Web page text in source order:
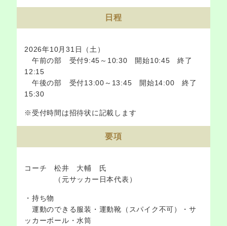
日程
2026年10月31日（土）
午前の部 受付9:45～10:30
開始10:45 終了
12:15
午後の部 受付13:00～13:45
開始14:00 終了
15:30
※受付時間は招待状に記載します
要項
コーチ 松井 大輔 氏
（元サッカー日本代表）
・持ち物
運動のできる服装・運動靴（スパイク不可）・サ
ッカーボール・水筒